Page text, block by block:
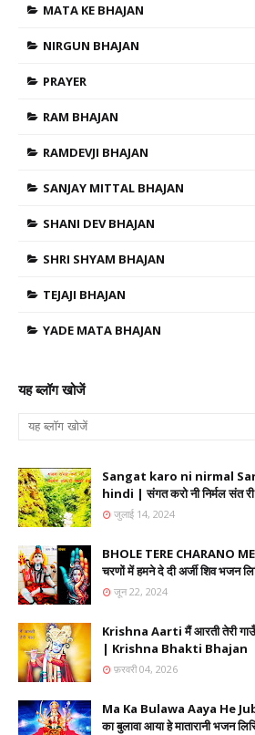
MATA KE BHAJAN
NIRGUN BHAJAN
PRAYER
RAM BHAJAN
RAMDEVJI BHAJAN
SANJAY MITTAL BHAJAN
SHANI DEV BHAJAN
SHRI SHYAM BHAJAN
TEJAJI BHAJAN
YADE MATA BHAJAN
यह ब्लॉग खोजें
Sangat karo ni nirmal
hindi | संगत करो नी निर्मल संत री
जुलाई 14, 2024
BHOLE TERE CHARANO
चरणों में हमने दे दी अर्जी शिव भजन
जून 22, 2024
Krishna Aarti मैं आरती तेरी
| Krishna Bhakti Bhajan
फ़रवरी 04, 2026
Ma Ka Bulawa Aaya He
का बुलावा आया हे मातारानी भजन